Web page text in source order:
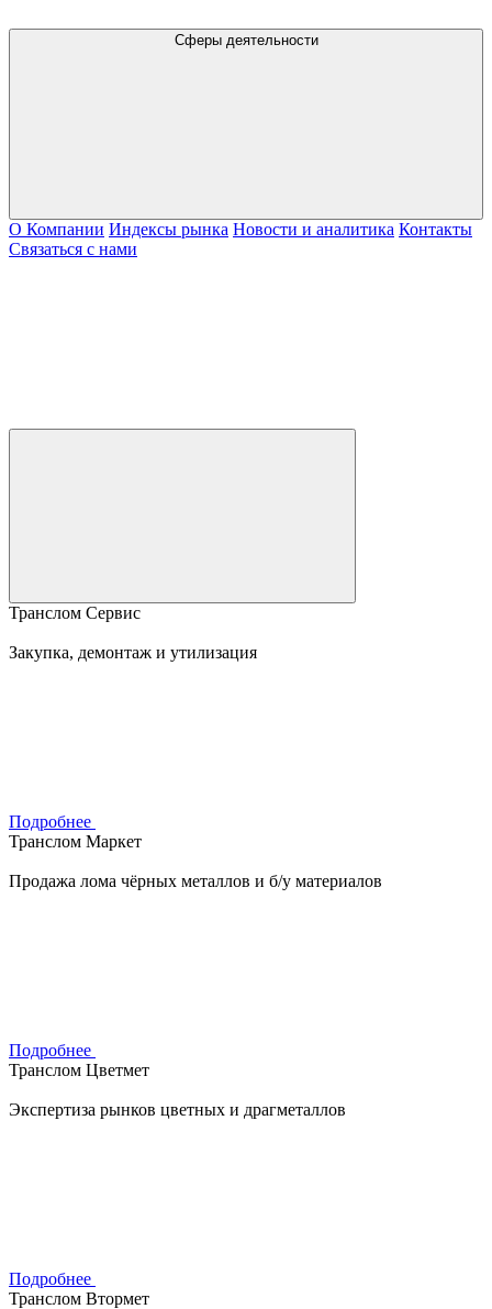
Сферы деятельности
О Компании Индексы рынка Новости и аналитика Контакты
Связаться с нами
Транслом Сервис
Закупка, демонтаж и утилизация
Подробнее
Транслом Маркет
Продажа лома чёрных металлов и б/у материалов
Подробнее
Транслом Цветмет
Экспертиза рынков цветных и драгметаллов
Подробнее
Транслом Втормет